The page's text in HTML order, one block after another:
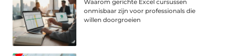
Waarom gerichte Excel cursussen
onmisbaar zijn voor professionals die
willen doorgroeien